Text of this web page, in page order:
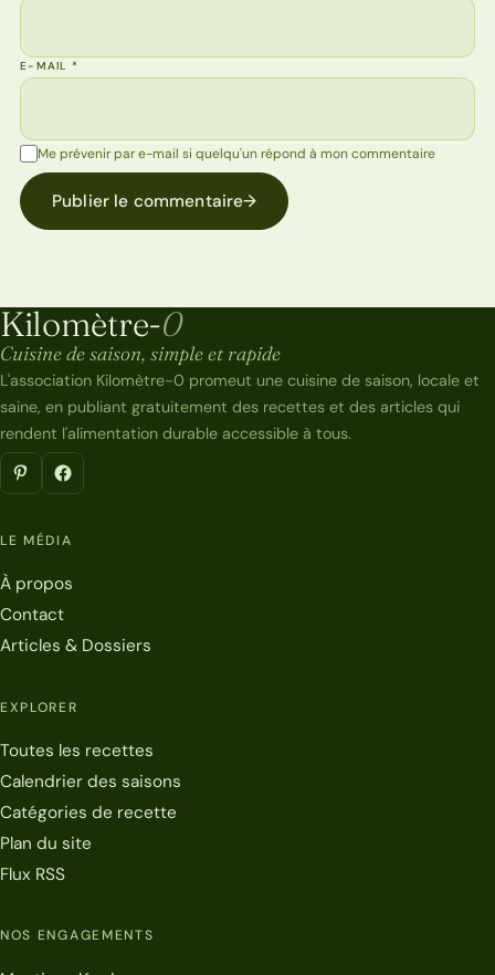
E-MAIL*
Me prévenir par e-mail si quelqu'un répond à mon commentaire
Publier le commentaire→
Kilomètre-0
Kilomètre-0
Cuisine de saison, simple et rapide
L'association Kilomètre-0 promeut une cuisine de saison, locale et
saine, en publiant gratuitement des recettes et des articles qui
rendent l'alimentation durable accessible à tous.
LE MÉDIA
À propos
Contact
Articles & Dossiers
EXPLORER
Toutes les recettes
Calendrier des saisons
Catégories de recette
Plan du site
Flux RSS
NOS ENGAGEMENTS